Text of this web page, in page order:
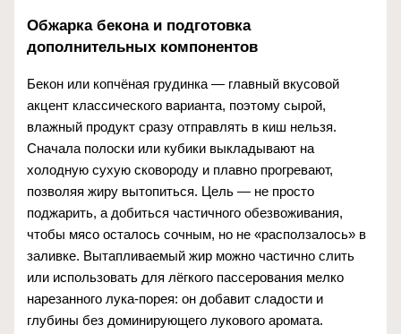
Обжарка бекона и подготовка
дополнительных компонентов
Бекон или копчёная грудинка — главный вкусовой
акцент классического варианта, поэтому сырой,
влажный продукт сразу отправлять в киш нельзя.
Сначала полоски или кубики выкладывают на
холодную сухую сковороду и плавно прогревают,
позволяя жиру вытопиться. Цель — не просто
поджарить, а добиться частичного обезвоживания,
чтобы мясо осталось сочным, но не «расползалось» в
заливке. Вытапливаемый жир можно частично слить
или использовать для лёгкого пассерования мелко
нарезанного лука-порея: он добавит сладости и
глубины без доминирующего лукового аромата.